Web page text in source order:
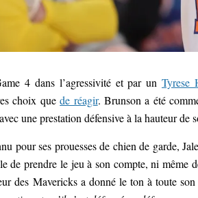
4 dans l’agressivité et par un Tyrese
choix quede réagir. Brunson a été
une prestation défensive à la hauteur de
pour ses prouesses de chien de garde,
de prendre le jeu à son compte, ni même
des Mavericks a donné le ton à toute son